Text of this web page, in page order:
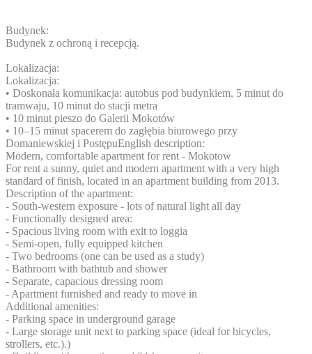
Budynek:
Budynek z ochroną i recepcją.
Lokalizacja:
Lokalizacja:
• Doskonała komunikacja: autobus pod budynkiem, 5 minut do
tramwaju, 10 minut do stacji metra
• 10 minut pieszo do Galerii Mokotów
• 10–15 minut spacerem do zagłębia biurowego przy
Domaniewskiej i PostępuEnglish description:
Modern, comfortable apartment for rent - Mokotow
For rent a sunny, quiet and modern apartment with a very high
standard of finish, located in an apartment building from 2013.
Description of the apartment:
- South-western exposure - lots of natural light all day
- Functionally designed area:
- Spacious living room with exit to loggia
- Semi-open, fully equipped kitchen
- Two bedrooms (one can be used as a study)
- Bathroom with bathtub and shower
- Separate, capacious dressing room
- Apartment furnished and ready to move in
Additional amenities:
- Parking space in underground garage
- Large storage unit next to parking space (ideal for bicycles,
strollers, etc.).)